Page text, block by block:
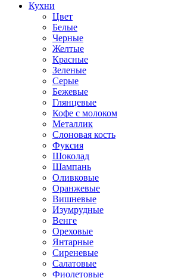
Кухни
Цвет
Белые
Черные
Желтые
Красные
Зеленые
Серые
Бежевые
Глянцевые
Кофе с молоком
Металлик
Слоновая кость
Фуксия
Шоколад
Шампань
Оливковые
Оранжевые
Вишневые
Изумрудные
Венге
Ореховые
Янтарные
Сиреневые
Салатовые
Фиолетовые